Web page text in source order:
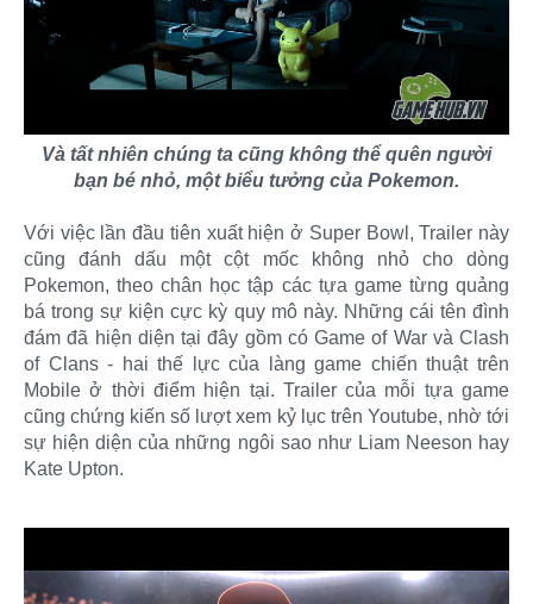
Và tất nhiên chúng ta cũng không thể quên người
bạn bé nhỏ, một biểu tưởng của Pokemon.
Với việc lần đầu tiên xuất hiện ở Super Bowl, Trailer này
cũng đánh dấu một cột mốc không nhỏ cho dòng
Pokemon, theo chân học tập các tựa game từng quảng
bá trong sự kiện cực kỳ quy mô này. Những cái tên đình
đám đã hiện diện tại đây gồm có Game of War và Clash
of Clans - hai thế lực của làng game chiến thuật trên
Mobile ở thời điểm hiện tại. Trailer của mỗi tựa game
cũng chứng kiến số lượt xem kỷ lục trên Youtube, nhờ tới
sự hiện diện của những ngôi sao như Liam Neeson hay
Kate Upton.